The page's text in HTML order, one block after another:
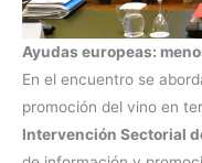
Ayudas europeas:
En el encuentro se
promoción del vino en
Intervención Sectorial